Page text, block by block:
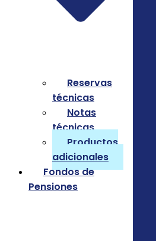
Reservas
técnicas
Notas
técnicas
Productos
adicionales
Fondos de
Pensiones